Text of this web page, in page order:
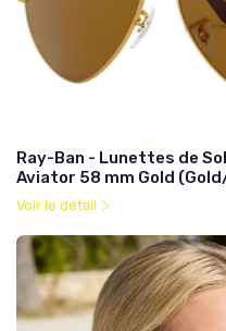
Ray-Ban - Lunettes de
Aviator 58 mm Gold
Voir le détail